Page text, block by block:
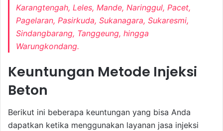
Karangtengah, Leles, Mande, Naringgul, Pacet,
Pagelaran, Pasirkuda, Sukanagara, Sukaresmi,
Sindangbarang, Tanggeung, hingga
Warungkondang.
Keuntungan Metode Injeksi
Beton
Berikut ini beberapa keuntungan yang bisa Anda
dapatkan ketika menggunakan layanan jasa injeksi